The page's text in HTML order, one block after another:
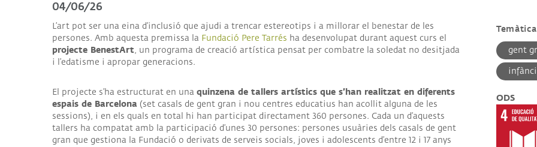
I
COL·LABORADORS
04/06/26
L’art pot ser una eina d’inclusió que ajudi a trencar estereotips i a millorar el benestar de les
persones. Amb aquesta premissa la Fundació Pere Tarrés ha desenvolupat durant aquest curs el
projecte BenestArt, un programa de creació artística pensat per combatre la soledat no desitjada
i l’edatisme i apropar generacions.
El projecte s’ha estructurat en una quinzena de tallers artístics que s’han realitzat en diferents
espais de Barcelona (set casals de gent gran i nou centres educatius han acollit alguna de les
sessions), i en els quals en total hi han participat directament 360 persones. Cada un d’aquests
tallers ha compatat amb la participació d’unes 30 persones: persones usuàries dels casals de gent
gran que gestiona la Fundació o derivats de serveis socials, joves i adolescents d’entre 12 i 17 anys
Temàtica
gent
ODS